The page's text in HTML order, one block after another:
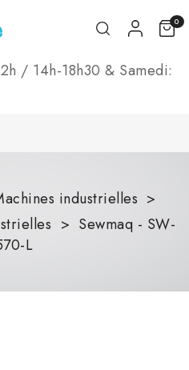
/ 14h-18h30 & Samedi:
0
industrielles
Sewmaq - SW-
L